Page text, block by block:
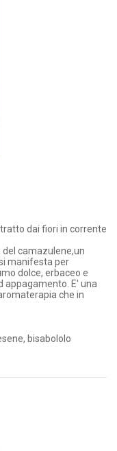
dai fiori in corrente
del camazulene,un
manifesta per
dolce, erbaceo e
appagamento. E' una
che in
bisabololo